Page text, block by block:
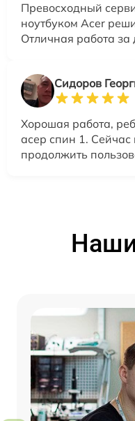
Превосходный
ноутбуком Acer
Отличная работа
Сидоров
Хорошая работа,
асер спин 1. Сейчас
продолжить